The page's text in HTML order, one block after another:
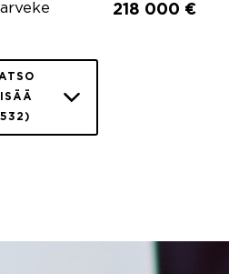
218 000 €